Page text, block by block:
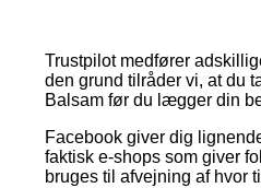
Trustpilot medfører
den grund tilråder vi, at du
Balsam før du lægger din
Facebook giver dig
faktisk e-shops som giver
bruges til afvejning af hvor